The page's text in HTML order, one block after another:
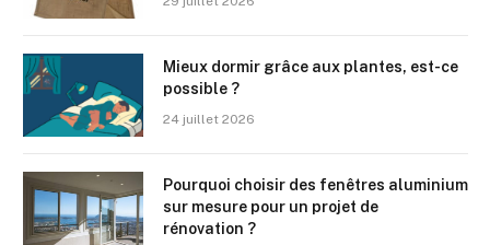
Mieux dormir grâce aux plantes, est-ce
possible ?
24 juillet 2026
Pourquoi choisir des fenêtres aluminium
sur mesure pour un projet de
rénovation ?